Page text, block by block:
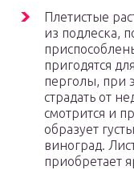
Плетистые
из подлеска,
пригодятся
перголы, при
страдать от
смотрится и
образует
виноград.
приобретает